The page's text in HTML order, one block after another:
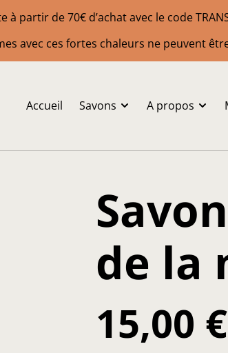
à partir de 70€ d’achat avec le code
avec ces fortes chaleurs ne peuvent
Accueil Savons A propos
de la
15,00 €